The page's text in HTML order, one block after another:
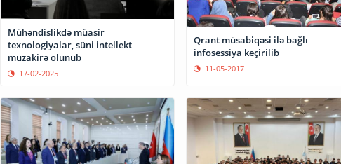
Mühəndislikdə müasir
texnologiyalar, süni intellekt
müzakirə olunub
17-02-2025
Qrant müsabiqəsi ilə bağlı
infosessiya keçirilib
11-05-2017